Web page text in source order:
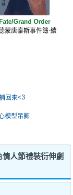
Fate/Grand Order
蒙唐泰斯事件簿-續
回來<3
模型吊飾
情人節禮裝衍伸劇